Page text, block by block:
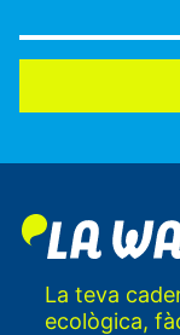
La teva
ecològica,